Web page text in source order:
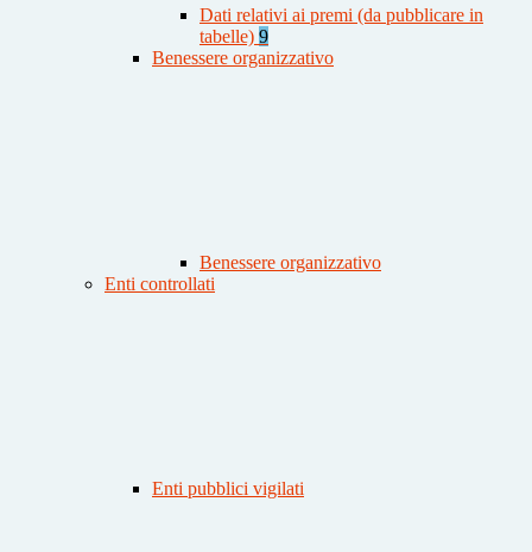
Dati relativi ai premi (da pubblicare in
tabelle) 9
Benessere organizzativo
Benessere organizzativo
Enti controllati
Enti pubblici vigilati